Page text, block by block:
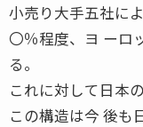
小売り大手五社に
〇％程度、ヨ ーロ
る。
これに対して日本
この構造は今 後も